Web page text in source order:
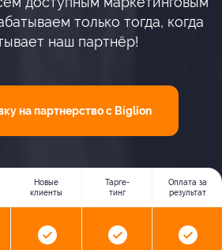
только тогда, когда
наш партнёр!
на партнерство с Biglion
Новые
клиенты
Тарге-
тинг
Оплата за
результат